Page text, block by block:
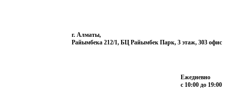
г. Алматы,
Райымбека 212/1, БЦ Райымбек Парк, 3 этаж, 303 офис
Ежедневно
с 10:00 до 19:00